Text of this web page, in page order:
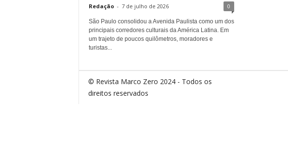
Redação - 7 de julho de 2026 0
São Paulo consolidou a Avenida Paulista como um dos
principais corredores culturais da América Latina. Em
um trajeto de poucos quilômetros, moradores e
turistas...
© Revista Marco Zero 2024 - Todos os
direitos reservados